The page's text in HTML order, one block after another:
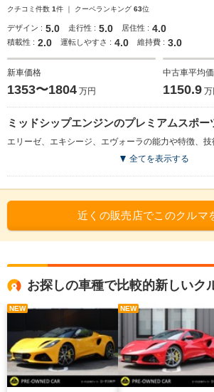
クチコミ件数 1件 ｜ クーペランキング 63位
デザイン : 5.0 走行性 : 5.0 居住性 : 4.0
積載性 : 2.0 運転しやすさ : 4.0 維持費 : 3.0
新車価格
1353〜1804 万円
中古車平均
1150.9 万
ミッドシップエンジンのプレミアムスポー
全てを表示する
近くの販売店でこのクルマ
お探しの車種で比較的新しいク
NEW NEW